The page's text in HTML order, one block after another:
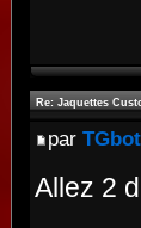
Re: Jaquettes
par TGbot
Allez 2